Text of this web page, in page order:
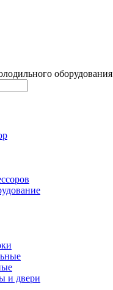
оборудования
и двери